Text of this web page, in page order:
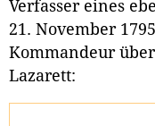
Verfasser eines
21. November
Kommandeur
Lazarett: